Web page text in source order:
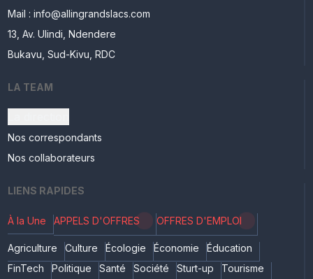
Mail : info@allingrandslacs.com
13, Av. Ulindi, Ndendere
Bukavu, Sud-Kivu, RDC
LA TEAM
Nos correspondants
Nos collaborateurs
LIENS RAPIDES
À la Une APPELS D'OFFRES OFFRES D'EMPLOI
Agriculture Culture Écologie Économie
Éducation
FinTech
Politique Santé Société Sturt-up Tourisme